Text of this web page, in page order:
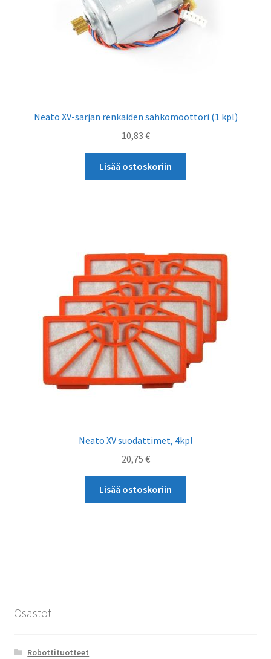
Neato XV-sarjan renkaiden sähkömoottori (1 kpl)
10,83 €
Lisää ostoskoriin
Neato XV suodattimet, 4kpl
20,75 €
Lisää ostoskoriin
Osastot
Robottituotteet